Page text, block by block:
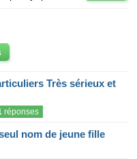
Très sérieux et
réponses
nom de jeune fille